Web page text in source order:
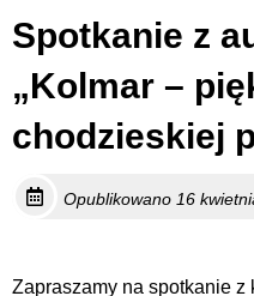
Spotkanie z
„Kolmar –
chodzieskiej
Opublikowano 16
Zapraszamy na spotkanie z